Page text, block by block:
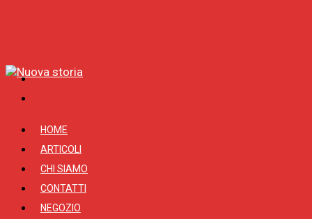
HOME
ARTICOLI
CHI SIAMO
CONTATTI
NEGOZIO